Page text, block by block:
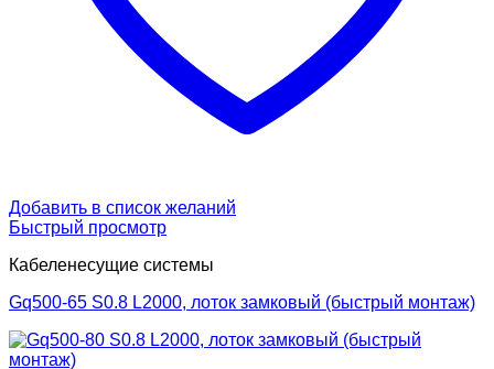
Добавить в список желаний
Быстрый просмотр
Кабеленесущие системы
Gq500-65 S0.8 L2000, лоток замковый (быстрый монтаж)